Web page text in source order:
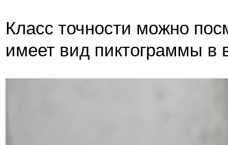
Класс точности можно
имеет вид пиктограммы в